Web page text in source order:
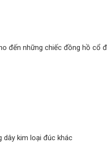
đến những chiếc đồng hồ cổ
dây kim loại đúc khác